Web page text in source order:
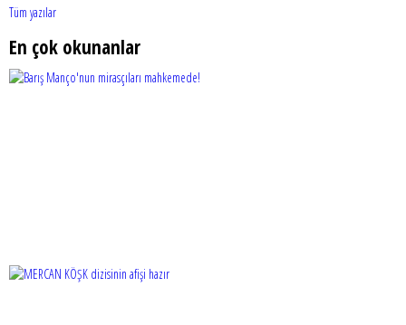
Tüm yazılar
En çok okunanlar